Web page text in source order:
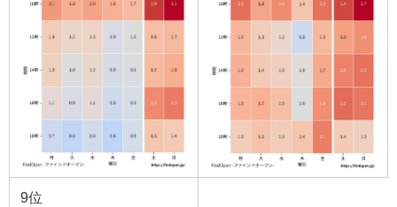
9位